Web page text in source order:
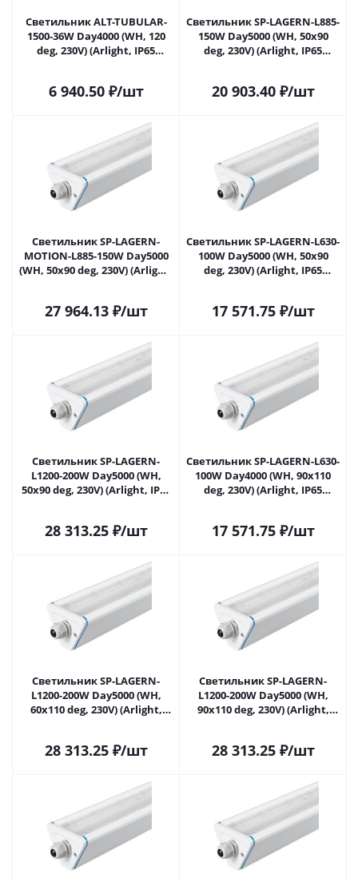
Светильник ALT-TUBULAR-
1500-36W Day4000 (WH, 120
deg, 230V) (Arlight, IP65
6 940.50₽/шт
Светильник SP-LAGERN-L885-
150W Day5000 (WH, 50х90
deg, 230V) (Arlight, IP65
20 903.40₽/шт
Светильник SP-LAGERN-
MOTION-L885-150W Day5000
(WH, 50х90 deg, 230V) (Arlight,
27 964.13₽/шт
Светильник SP-LAGERN-L630-
100W Day5000 (WH, 50х90
deg, 230V) (Arlight, IP65
17 571.75₽/шт
Светильник SP-LAGERN-
L1200-200W Day5000 (WH,
50х90 deg, 230V) (Arlight, IP65
28 313.25₽/шт
Светильник SP-LAGERN-L630-
100W Day4000 (WH, 90х110
deg, 230V) (Arlight, IP65
17 571.75₽/шт
Светильник SP-LAGERN-
L1200-200W Day5000 (WH,
60х110 deg, 230V) (Arlight,
28 313.25₽/шт
Светильник SP-LAGERN-
L1200-200W Day5000 (WH,
90х110 deg, 230V) (Arlight,
28 313.25₽/шт